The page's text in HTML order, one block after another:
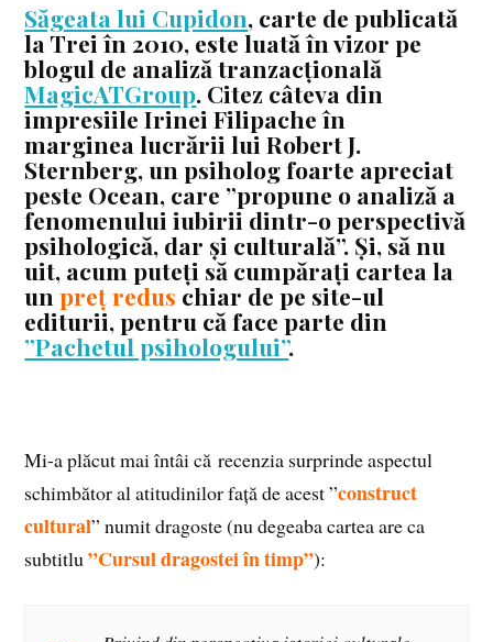
Săgeata lui Cupidon, carte de publicată
la Trei în 2010, este luată în vizor pe
blogul de analiză tranzacțională
MagicATGroup. Citez câteva din
impresiile Irinei Filipache în
marginea lucrării lui Robert J.
Sternberg, un psiholog foarte apreciat
peste Ocean, care ”propune o analiză a
fenomenului iubirii dintr-o perspectivă
psihologică, dar și culturală”. Și, să nu
uit, acum puteți să cumpărați cartea la
unpreț redus chiar de pe site-ul
editurii, pentru că face parte din
”Pachetul psihologului”.
Mi-a plăcut mai întâi că recenzia surprinde aspectul
schimbător al atitudinilor față de acest ”construct
cultural” numit dragoste (nu degeaba cartea are ca
subtitlu”Cursul dragostei în timp”):